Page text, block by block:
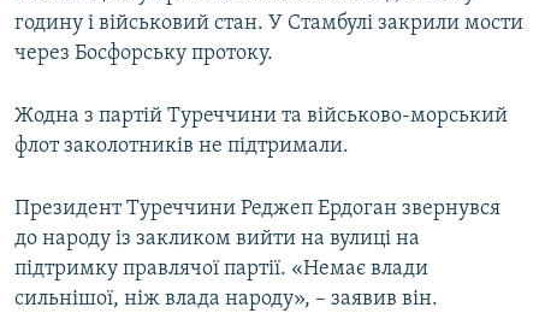
СВІДЧЕННЯ ОКУПАЦІЇ
УКРАЇНСЬКА ПРОБЛЕМА КРИМУ
ІНФОГРАФІКА
Qırımtatar
ДОЛУЧАЙСЯ!
Усі сайти RFE/RL
годину і військовий стан. У Стамбулі закрили мости
через Босфорську протоку.
Жодна з партій Туреччини та військово-морський
флот заколотників не підтримали.
Президент Туреччини Реджеп Ердоган звернувся
до народу із закликом вийти на вулиці на
підтримку правлячої партії. «Немає влади
сильнішої, ніж влада народу», – заявив він.